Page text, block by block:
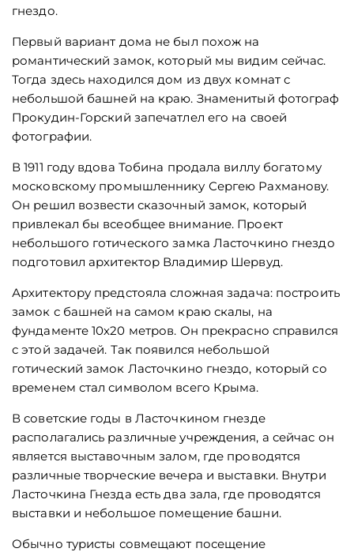
гнездо.
Первый вариант дома не был похож на
романтический замок, который мы видим сейчас.
Тогда здесь находился дом из двух комнат с
небольшой башней на краю. Знаменитый фотограф
Прокудин-Горский запечатлел его на своей
фотографии.
В 1911 году вдова Тобина продала виллу богатому
московскому промышленнику Сергею Рахманову.
Он решил возвести сказочный замок, который
привлекал бы всеобщее внимание. Проект
небольшого готического замка Ласточкино гнездо
подготовил архитектор Владимир Шервуд.
Архитектору предстояла сложная задача: построить
замок с башней на самом краю скалы, на
фундаменте 10х20 метров. Он прекрасно справился
с этой задачей. Так появился небольшой
готический замок Ласточкино гнездо, который со
временем стал символом всего Крыма.
В советские годы в Ласточкином гнезде
располагались различные учреждения, а сейчас он
является выставочным залом, где проводятся
различные творческие вечера и выставки. Внутри
Ласточкина Гнезда есть два зала, где проводятся
выставки и небольшое помещение башни.
Обычно туристы совмещают посещение